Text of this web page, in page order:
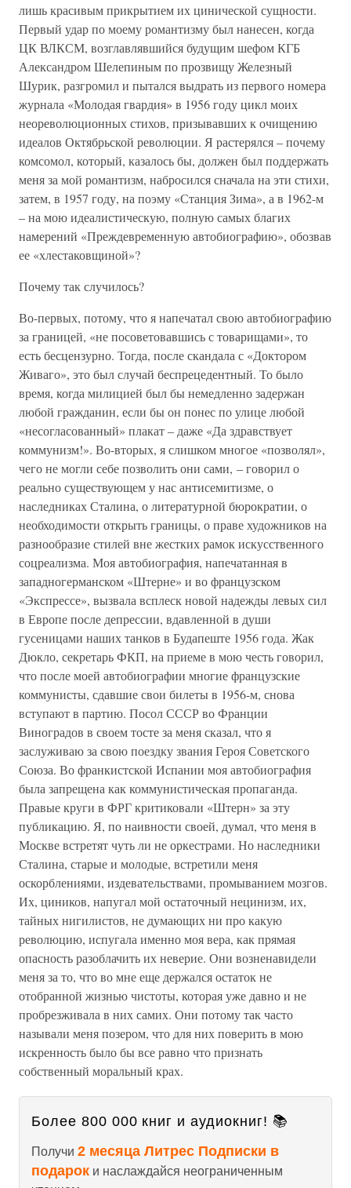
лишь красивым прикрытием их цинической сущности.
Первый удар по моему романтизму был нанесен, когда
ЦК ВЛКСМ, возглавлявшийся будущим шефом КГБ
Александром Шелепиным по прозвищу Железный
Шурик, разгромил и пытался выдрать из первого номера
журнала «Молодая гвардия» в 1956 году цикл моих
неореволюционных стихов, призывавших к очищению
идеалов Октябрьской революции. Я растерялся – почему
комсомол, который, казалось бы, должен был поддержать
меня за мой романтизм, набросился сначала на эти стихи,
затем, в 1957 году, на поэму «Станция Зима», а в 1962-м
– на мою идеалистическую, полную самых благих
намерений «Преждевременную автобиографию», обозвав
ее «хлестаковщиной»?
Почему так случилось?
Во-первых, потому, что я напечатал свою автобиографию
за границей, «не посоветовавшись с товарищами», то
есть бесцензурно. Тогда, после скандала с «Доктором
Живаго», это был случай беспрецедентный. То было
время, когда милицией был бы немедленно задержан
любой гражданин, если бы он понес по улице любой
«несогласованный» плакат – даже «Да здравствует
коммунизм!». Во-вторых, я слишком многое «позволял»,
чего не могли себе позволить они сами, – говорил о
реально существующем у нас антисемитизме, о
наследниках Сталина, о литературной бюрократии, о
необходимости открыть границы, о праве художников на
разнообразие стилей вне жестких рамок искусственного
соцреализма. Моя автобиография, напечатанная в
западногерманском «Штерне» и во французском
«Экспрессе», вызвала всплеск новой надежды левых сил
в Европе после депрессии, вдавленной в души
гусеницами наших танков в Будапеште 1956 года. Жак
Дюкло, секретарь ФКП, на приеме в мою честь говорил,
что после моей автобиографии многие французские
коммунисты, сдавшие свои билеты в 1956-м, снова
вступают в партию. Посол СССР во Франции
Виноградов в своем тосте за меня сказал, что я
заслуживаю за свою поездку звания Героя Советского
Союза. Во франкистской Испании моя автобиография
была запрещена как коммунистическая пропаганда.
Правые круги в ФРГ критиковали «Штерн» за эту
публикацию. Я, по наивности своей, думал, что меня в
Москве встретят чуть ли не оркестрами. Но наследники
Сталина, старые и молодые, встретили меня
оскорблениями, издевательствами, промыванием мозгов.
Их, циников, напугал мой остаточный нецинизм, их,
тайных нигилистов, не думающих ни про какую
революцию, испугала именно моя вера, как прямая
опасность разоблачить их неверие. Они возненавидели
меня за то, что во мне еще держался остаток не
отобранной жизнью чистоты, которая уже давно и не
пробрезживала в них самих. Они потому так часто
называли меня позером, что для них поверить в мою
искренность было бы все равно что признать
собственный моральный крах.
Более 800 000 книг и аудиокниг! 📚
Получи 2 месяца Литрес Подписки в
подарок и наслаждайся неограниченным